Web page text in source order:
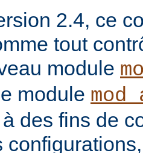
2.4, ce
tout
module
module
des fins de